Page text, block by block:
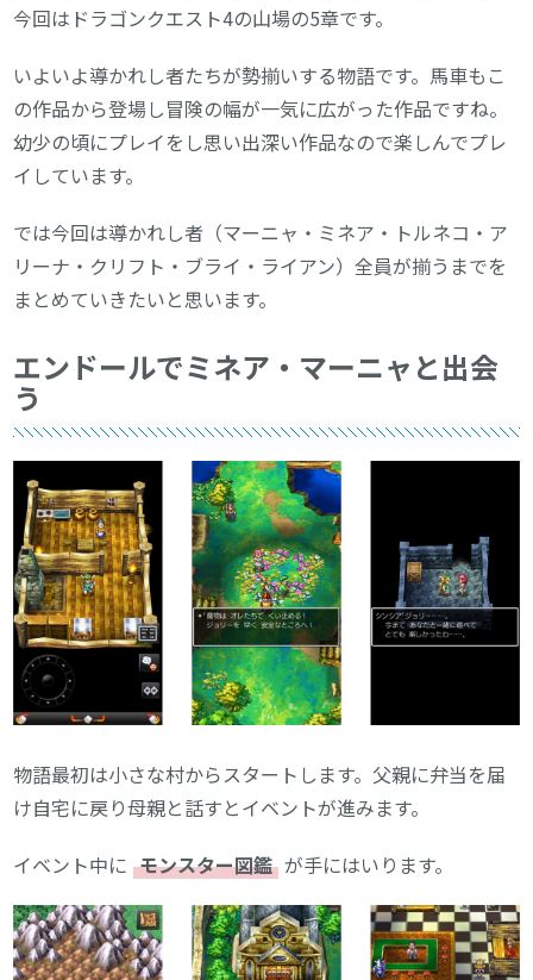
今回はドラゴンクエスト4の山場の5章です。
いよいよ導かれし者たちが勢揃いする物語です。馬車もこ
の作品から登場し冒険の幅が一気に広がった作品ですね。
幼少の頃にプレイをし思い出深い作品なので楽しんでプレ
イしています。
では今回は導かれし者（マーニャ・ミネア・トルネコ・ア
リーナ・クリフト・ブライ・ライアン）全員が揃うまでを
まとめていきたいと思います。
エンドールでミネア・マーニャと出会
う
物語最初は小さな村からスタートします。父親に弁当を届
け自宅に戻り母親と話すとイベントが進みます。
イベント中に モンスター図鑑 が手にはいります。